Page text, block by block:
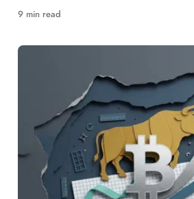
투자자 4,437억원이 강제청산됐습니
9 min read